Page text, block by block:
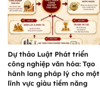
Dự thảo Luật Phát triển
công nghiệp văn hóa: Tạo
hành lang pháp lý cho một
lĩnh vực giàu tiềm năng